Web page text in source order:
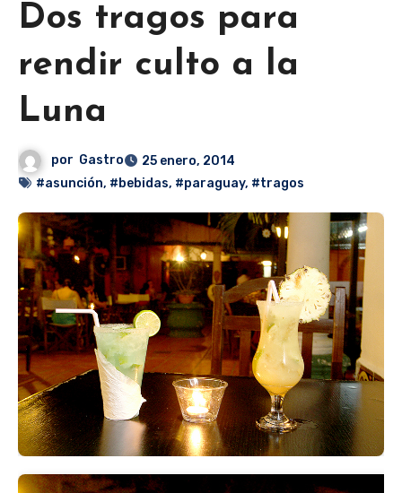
Dos tragos para
rendir culto a la
Luna
por Gastro
25 enero, 2014
#asunción, #bebidas, #paraguay, #tragos